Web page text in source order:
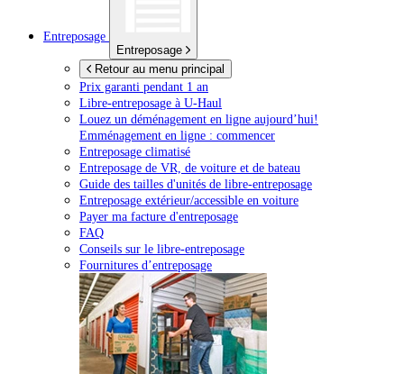
Entreposage
Entreposage
Retour au menu principal
Prix garanti pendant 1 an
Libre-entreposage à U-Haul
Louez un déménagement en ligne aujourd’hui!
Emménagement en ligne : commencer
Entreposage climatisé
Entreposage de VR, de voiture et de bateau
Guide des tailles d'unités de libre-entreposage
Entreposage extérieur/accessible en voiture
Payer ma facture d'entreposage
FAQ
Conseils sur le libre-entreposage
Fournitures d’entreposage